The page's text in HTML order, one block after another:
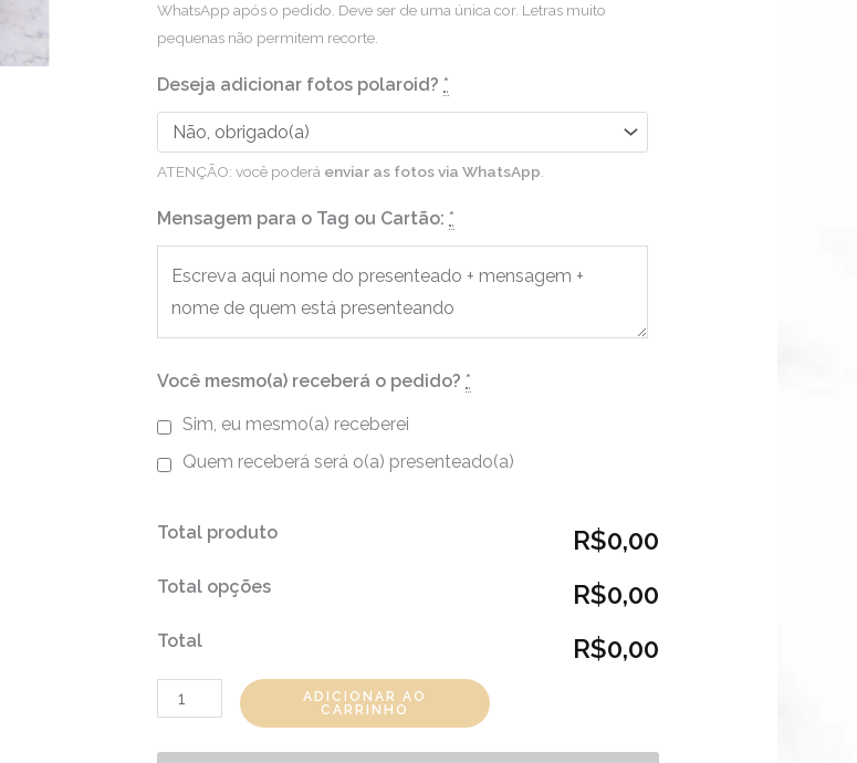
WhatsApp após o pedido. Deve ser de uma única cor. Letras muito
pequenas não permitem recorte.
Deseja adicionar fotos polaroid? *
ATENÇÃO: você poderá enviar as fotos via WhatsApp.
Mensagem para o Tag ou Cartão: *
Você mesmo(a) receberá o pedido? *
Sim, eu mesmo(a) receberei
Quem receberá será o(a) presenteado(a)
Total produto R$0,00
Total opções R$0,00
Total R$0,00
ADICIONAR AO
CARRINHO